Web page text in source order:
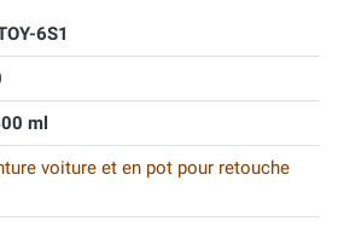
6S1
ml
voiture et en pot pour retouche